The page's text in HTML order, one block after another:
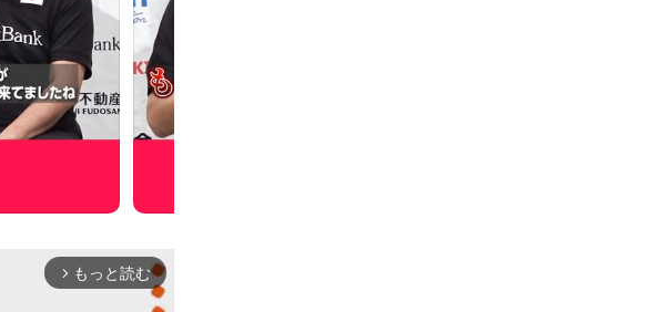
arrow_forward_ios もっと読む